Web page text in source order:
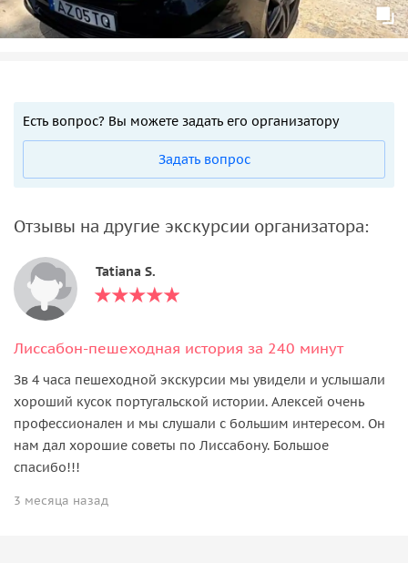
Есть вопрос? Вы можете задать его организатору
Задать вопрос
Отзывы на другие экскурсии организатора:
Tatiana S.
Лиссабон-пешеходная история за 240 минут
Зв 4 часа пешеходной экскурсии мы увидели и услышали
хороший кусок португальской истории. Алексей очень
профессионален и мы слушали с большим интересом. Он
нам дал хорошие советы по Лиссабону. Большое
спасибо!!!
3 месяца назад